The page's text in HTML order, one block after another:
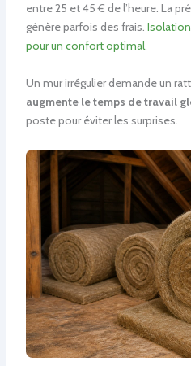
entre 25 et 45 € de l’heure. La
génère parfois des frais.
pour un confort optimal.
Un mur irrégulier demande un
augmente le temps de travail
poste pour éviter les surprises.